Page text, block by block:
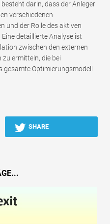
darin, dass der Anleger
verschiedenen
und der Rolle des aktiven
detaillierte Analyse ist
zwischen den externen
ermitteln, die bei
Optimierungsmodell
SHARE